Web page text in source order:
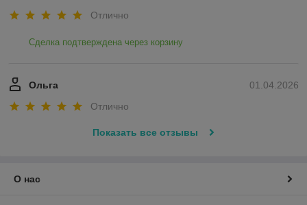
Отлично
Сделка подтверждена через корзину
01.04.2026
Ольга
Отлично
Показать все отзывы
О нас